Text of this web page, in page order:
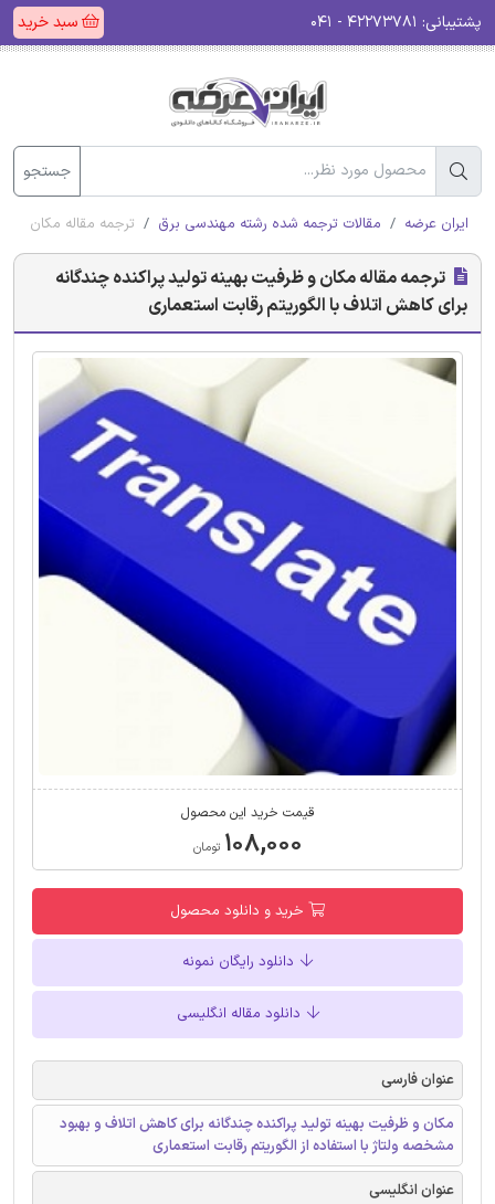
پشتیبانی: سبد خرید
جستجو
ایران عرضه مقالات ترجمه شده رشته مهندسی برق ترجمه مقاله مکان و
ترجمه مقاله مکان و ظرفیت بهینه تولید پراکنده چندگانه
برای کاهش اتلاف با الگوریتم رقابت استعماری
قیمت خرید این محصول
۱۰۸,۰۰۰ تومان
خرید و دانلود محصول
دانلود رایگان نمونه
دانلود مقاله انگلیسی
عنوان فارسی
مکان و ظرفیت بهینه تولید پراکنده چندگانه برای کاهش اتلاف و بهبود
مشخصه ولتاژ با استفاده از الگوریتم رقابت استعماری
عنوان انگلیسی